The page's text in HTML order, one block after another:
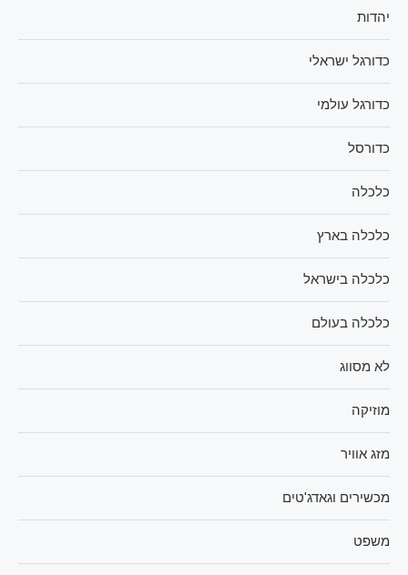
יהדות
כדורגל ישראלי
כדורגל עולמי
כדורסל
כלכלה
כלכלה בארץ
כלכלה בישראל
כלכלה בעולם
לא מסווג
מוזיקה
מזג אוויר
מכשירים וגאדג'טים
משפט